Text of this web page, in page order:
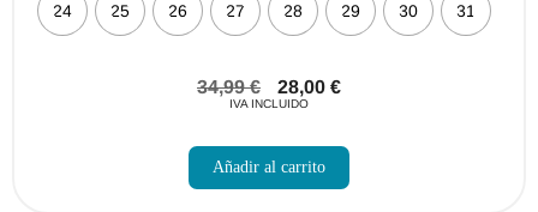
24 25 26 27 28 29 30 31
34,99€ 28,00 €
IVA INCLUIDO
Añadir al carrito